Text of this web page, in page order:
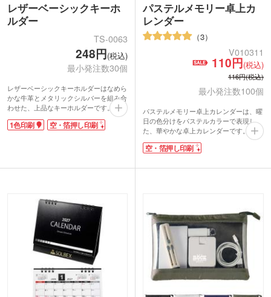
レザーベーシックキーホ
ルダー
TS-0063
248円(税込)
最小発注数30個
レザーベーシックキーホルダーはなめら
かな牛革とメタリックシルバーを組み合
わせた、上品なキーホルダーです。名入
れはオリジナルの1色印刷ができます。
本物志向の方におすすめしたい、上質な
1色印刷 空・箔押し印刷
パステルメモリー卓上カ
レンダー
3
V010311
110円(税込)
116円(税込)
最小発注数100個
パステルメモリー卓上カレンダーは、曜
日の色分けをパステルカラーで表現し
た、華やかな卓上カレンダーです。
それぞれの曜日が綺麗に色分けされてお
り、六曜も記載されているので行事の調
です。記入欄も大きく取られているの
備したいですね。
空・箔押し印刷